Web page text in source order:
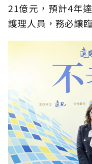
21億元，預計4年
護理人員，務必讓